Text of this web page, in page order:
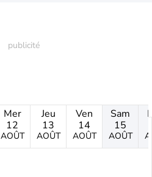
Mer
12
AOÛT
Jeu
13
AOÛT
Ven
14
AOÛT
Sam
15
AOÛT